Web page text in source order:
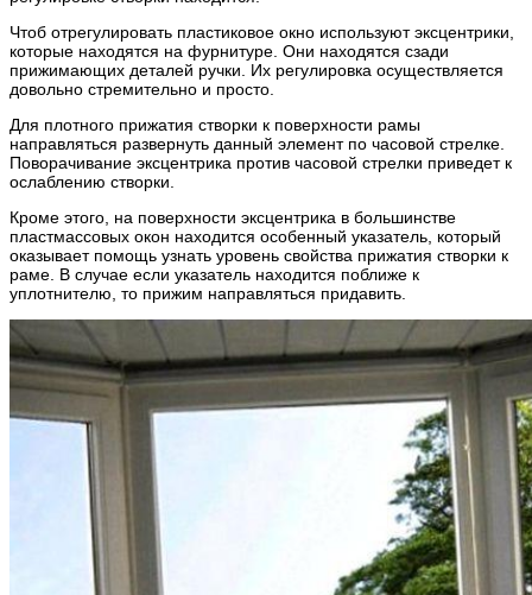
Чтоб отрегулировать пластиковое окно используют эксцентрики,
которые находятся на фурнитуре. Они находятся сзади
прижимающих деталей ручки. Их регулировка осуществляется
довольно стремительно и просто.
Для плотного прижатия створки к поверхности рамы
направляться развернуть данный элемент по часовой стрелке.
Поворачивание эксцентрика против часовой стрелки приведет к
ослаблению створки.
Кроме этого, на поверхности эксцентрика в большинстве
пластмассовых окон находится особенный указатель, который
оказывает помощь узнать уровень свойства прижатия створки к
раме. В случае если указатель находится поближе к
уплотнителю, то прижим направляться придавить.